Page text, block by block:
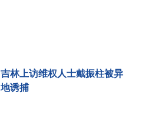
吉林上访维权人士戴振柱被异
地诱捕